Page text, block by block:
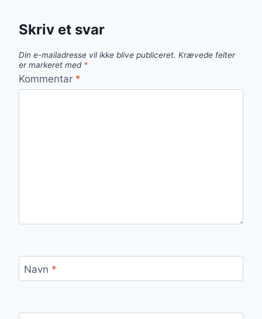
Skriv et svar
Din e-mailadresse vil ikke blive publiceret. Krævede felter
er markeret med *
Kommentar *
Navn *